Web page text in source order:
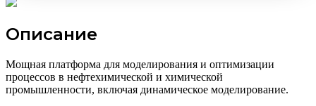
Описание
Мощная платформа для моделирования и оптимизации
процессов в нефтехимической и химической
промышленности, включая динамическое моделирование.